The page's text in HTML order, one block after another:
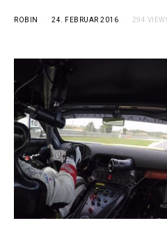
ROBIN 24. FEBRUAR 2016 294